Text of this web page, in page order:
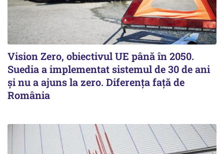
Vision Zero, obiectivul UE până în 2050.
Suedia a implementat sistemul de 30 de ani
şi nu a ajuns la zero. Diferenţa faţă de
România